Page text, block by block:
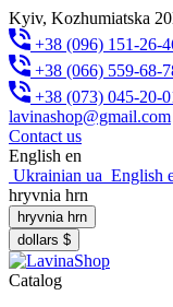
Kyiv, Kozhumiatska
+38 (096) 151-26-
+38 (066) 559-68-
+38 (073) 045-20-
lavinashop@gmail.com
Contact us
English en
Ukrainian ua English
hryvnia hrn
hryvnia hrn
dollars $
Catalog